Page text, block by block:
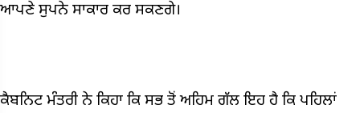
ਆਪਣੇ ਸੁਪਨੇ ਸਾਕਾਰ ਕਰ ਸਕਣਗੇ।
ਕੈਬਨਿਟ ਮੰਤਰੀ ਨੇ ਕਿਹਾ ਕਿ ਸਭ ਤੋਂ ਅਹਿਮ ਗੱਲ ਇਹ ਹੈ ਕਿ ਪਹਿਲਾਂ